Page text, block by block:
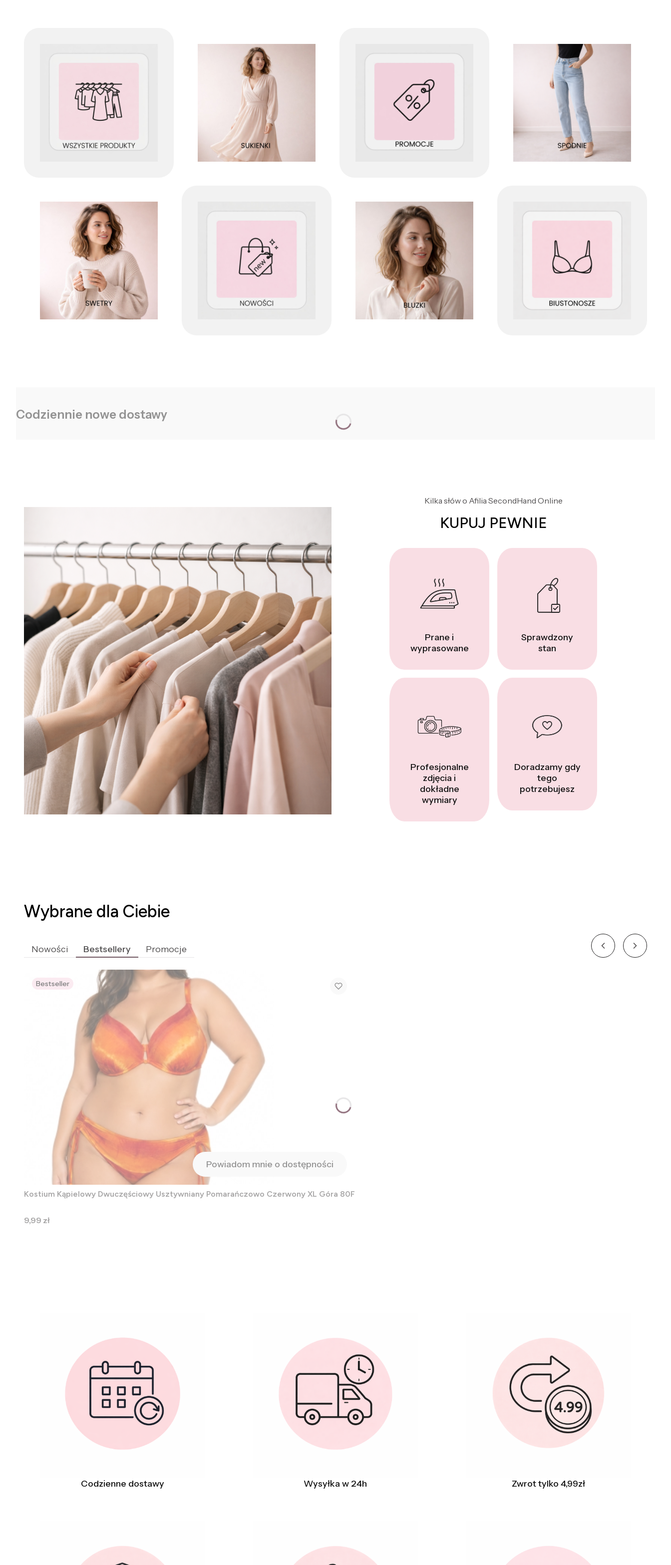
Codziennie nowe dostawy
Kilka słów o Afilia SecondHand Online
KUPUJ PEWNIE
Prane i
wyprasowane
Sprawdzony
stan
Profesjonalne
zdjęcia i
dokładne
wymiary
Doradzamy gdy
tego
potrzebujesz
Wybrane dla Ciebie
Nowości Bestsellery Promocje
Bestseller
Powiadom mnie o dostępności
Kostium Kąpielowy Dwuczęściowy Usztywniany Pomarańczowo Czerwony XL Góra 80F
Cena
9,99 zł
Codzienne dostawy Wysyłka w 24h Zwrot tylko 4,99zł